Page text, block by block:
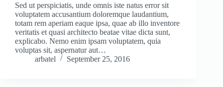
Sed ut perspiciatis, unde omnis iste natus error sit
voluptatem accusantium doloremque laudantium,
totam rem aperiam eaque ipsa, quae ab illo inventore
veritatis et quasi architecto beatae vitae dicta sunt,
explicabo. Nemo enim ipsam voluptatem, quia
voluptas sit, aspernatur aut…
arbatel
September 25, 2016